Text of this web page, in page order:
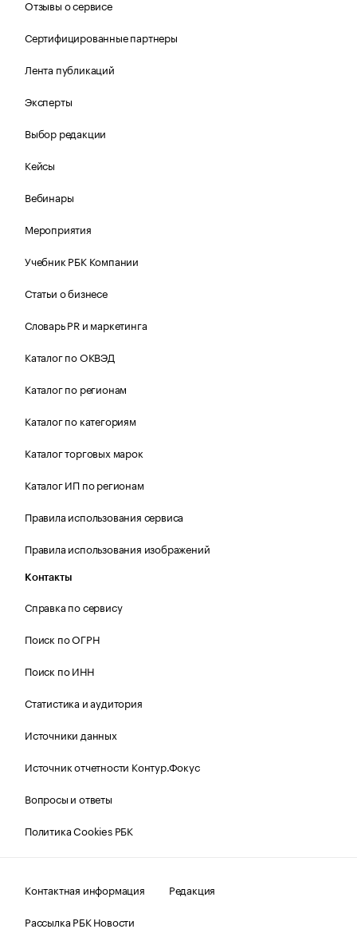
Отзывы о сервисе
Сертифицированные партнеры
Лента публикаций
Эксперты
Выбор редакции
Кейсы
Вебинары
Мероприятия
Учебник РБК Компании
Статьи о бизнесе
Словарь PR и маркетинга
Каталог по ОКВЭД
Каталог по регионам
Каталог по категориям
Каталог торговых марок
Каталог ИП по регионам
Правила использования сервиса
Правила использования изображений
Контакты
Справка по сервису
Поиск по ОГРН
Поиск по ИНН
Статистика и аудитория
Источники данных
Источник отчетности Контур.Фокус
Вопросы и ответы
Политика Cookies РБК
Контактная информация
Редакция
Рассылка РБК Новости